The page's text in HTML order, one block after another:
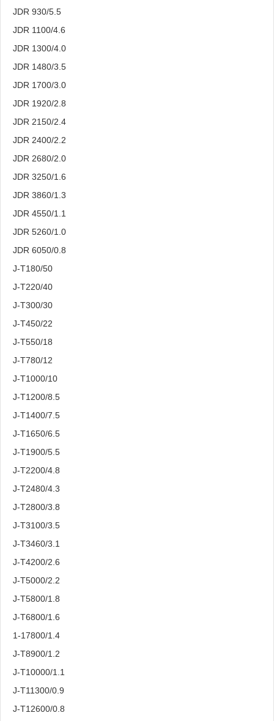
JDR 930/5.5
JDR 1100/4.6
JDR 1300/4.0
JDR 1480/3.5
JDR 1700/3.0
JDR 1920/2.8
JDR 2150/2.4
JDR 2400/2.2
JDR 2680/2.0
JDR 3250/1.6
JDR 3860/1.3
JDR 4550/1.1
JDR 5260/1.0
JDR 6050/0.8
J-T180/50
J-T220/40
J-T300/30
J-T450/22
J-T550/18
J-T780/12
J-T1000/10
J-T1200/8.5
J-T1400/7.5
J-T1650/6.5
J-T1900/5.5
J-T2200/4.8
J-T2480/4.3
J-T2800/3.8
J-T3100/3.5
J-T3460/3.1
J-T4200/2.6
J-T5000/2.2
J-T5800/1.8
J-T6800/1.6
1-17800/1.4
J-T8900/1.2
J-T10000/1.1
J-T11300/0.9
J-T12600/0.8